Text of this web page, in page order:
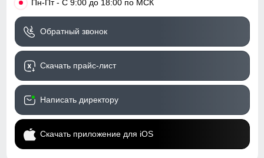
• Пн-Пт - С 9:00 до 18:00 по МСК
Обратный звонок
Скачать прайс-лист
Написать директору
Скачать приложение для iOS